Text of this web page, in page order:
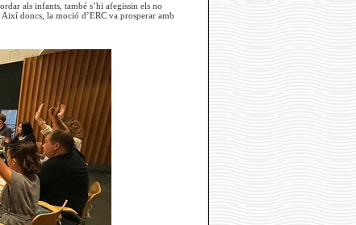
als infants, també s’hi afegissin els no
doncs, la moció d’ERC va prosperar amb